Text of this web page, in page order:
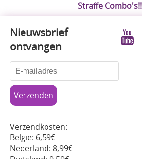
Straffe Combo's!!
Nieuwsbrief
ontvangen
Verzendkosten:
België: 6,59€
Nederland: 8,99€